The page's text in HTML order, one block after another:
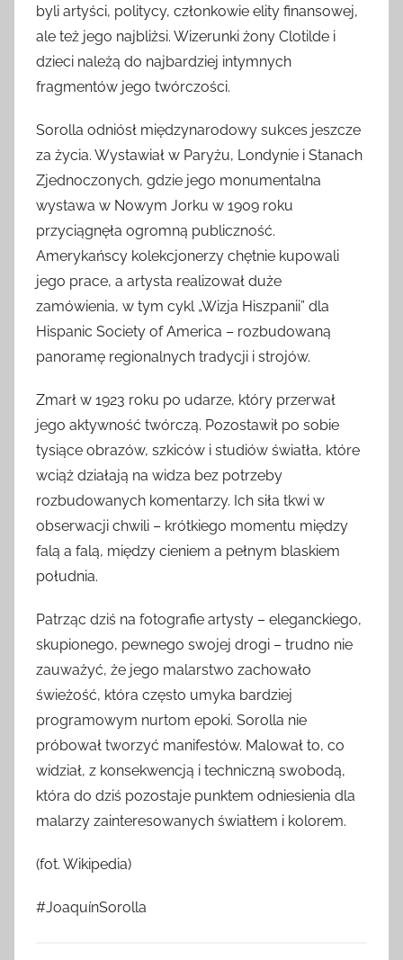
byli artyści, politycy, członkowie elity finansowej,
ale też jego najbliżsi. Wizerunki żony Clotilde i
dzieci należą do najbardziej intymnych
fragmentów jego twórczości.
Sorolla odniósł międzynarodowy sukces jeszcze
za życia. Wystawiał w Paryżu, Londynie i Stanach
Zjednoczonych, gdzie jego monumentalna
wystawa w Nowym Jorku w 1909 roku
przyciągnęła ogromną publiczność.
Amerykańscy kolekcjonerzy chętnie kupowali
jego prace, a artysta realizował duże
zamówienia, w tym cykl „Wizja Hiszpanii” dla
Hispanic Society of America – rozbudowaną
panoramę regionalnych tradycji i strojów.
Zmarł w 1923 roku po udarze, który przerwał
jego aktywność twórczą. Pozostawił po sobie
tysiące obrazów, szkiców i studiów światła, które
wciąż działają na widza bez potrzeby
rozbudowanych komentarzy. Ich siła tkwi w
obserwacji chwili – krótkiego momentu między
falą a falą, między cieniem a pełnym blaskiem
południa.
Patrząc dziś na fotografie artysty – eleganckiego,
skupionego, pewnego swojej drogi – trudno nie
zauważyć, że jego malarstwo zachowało
świeżość, która często umyka bardziej
programowym nurtom epoki. Sorolla nie
próbował tworzyć manifestów. Malował to, co
widział, z konsekwencją i techniczną swobodą,
która do dziś pozostaje punktem odniesienia dla
malarzy zainteresowanych światłem i kolorem.
(fot. Wikipedia)
#JoaquínSorolla